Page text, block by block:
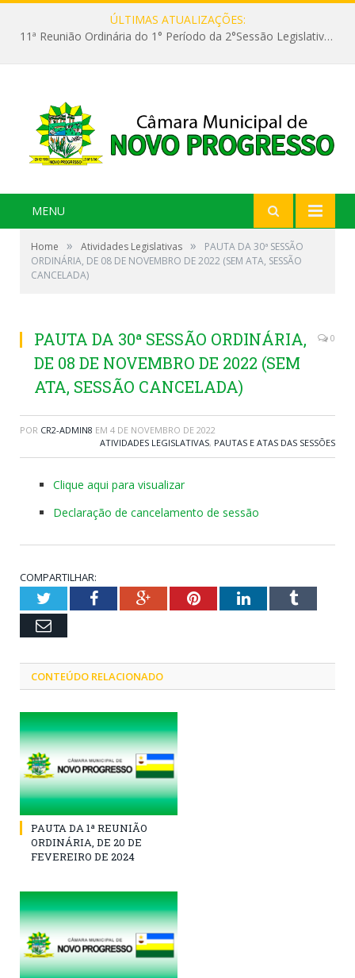
ÚLTIMAS ATUALIZAÇÕES:
11ª Reunião Ordinária do 1° Período da 2°Sessão Legislativa da 9ª Legislatura do Poder Legislativo
MENU
Home » Atividades Legislativas »
PAUTA DA 30ª SESSÃO
ORDINÁRIA, DE 08 DE NOVEMBRO DE 2022 (SEM ATA, SESSÃO
CANCELADA)
PAUTA DA 30ª SESSÃO ORDINÁRIA,
DE 08 DE NOVEMBRO DE 2022 (SEM
ATA, SESSÃO CANCELADA)
0
POR CR2-ADMIN8 EM 4 DE NOVEMBRO DE 2022
ATIVIDADES LEGISLATIVAS, PAUTAS E ATAS DAS SESSÕES
Clique aqui para visualizar
Declaração de cancelamento de sessão
COMPARTILHAR:
TwitterFacebookGoogle+PinterestLinkedInTumblr
Email
CONTEÚDO RELACIONADO
PAUTA DA 1ª REUNIÃO
ORDINÁRIA, DE 20 DE
FEVEREIRO DE 2024